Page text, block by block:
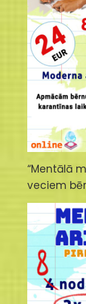
“Mentālā
veciem